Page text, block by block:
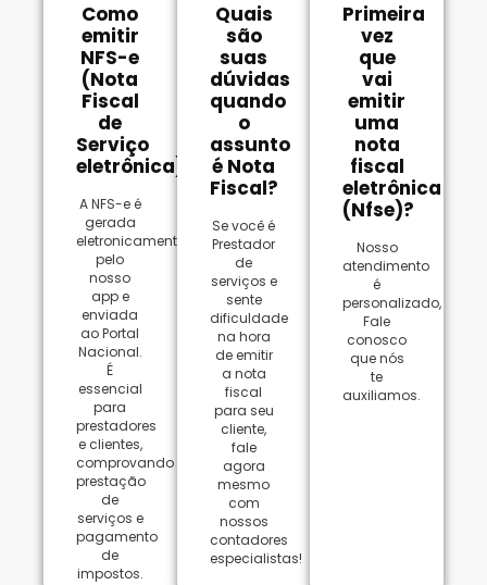
Como
emitir
NFS-e
(Nota
Fiscal
de
Serviço
eletrônica)?
A NFS-e é
gerada
eletronicamente
pelo
nosso
app e
enviada
ao Portal
Nacional.
É
essencial
para
prestadores
e clientes,
comprovando
prestação
de
serviços e
pagamento
de
impostos.
Quais
são
suas
dúvidas
quando
o
assunto
é Nota
Fiscal?
Se você é
Prestador
de
serviços e
sente
dificuldade
na hora
de emitir
a nota
fiscal
para seu
cliente,
fale
agora
mesmo
com
nossos
contadores
especialistas!​
Primeira
vez
que
vai
emitir
uma
nota
fiscal
eletrônica
(Nfse)?
Nosso
atendimento
é
personalizado,
Fale
conosco
que nós
te
auxiliamos.